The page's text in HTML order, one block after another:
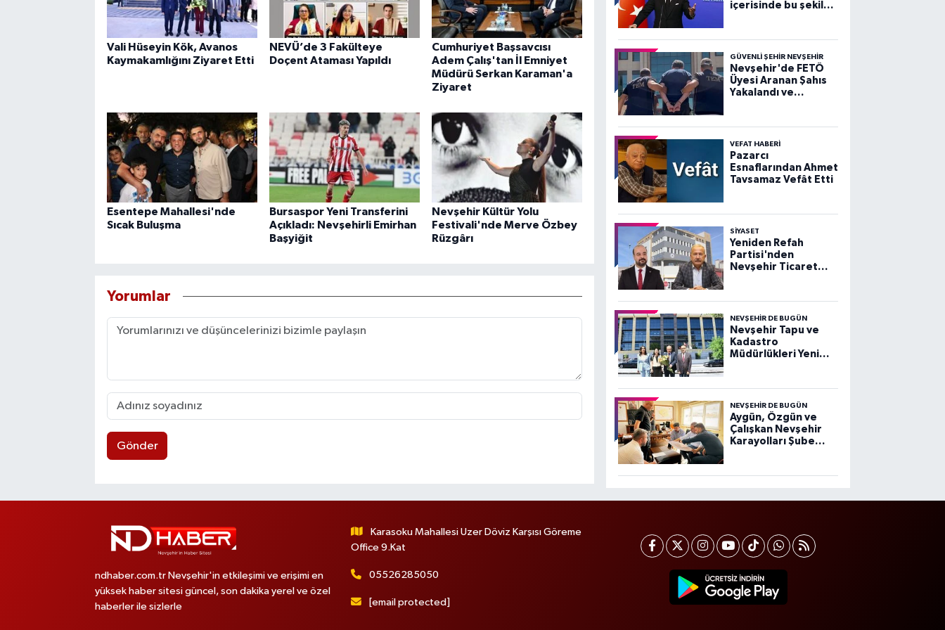
Vali Hüseyin Kök, Avanos
Kaymakamlığını Ziyaret Etti
NEVÜ’de 3 Fakülteye
Doçent Ataması Yapıldı
Cumhuriyet Başsavcısı
Adem Çalış'tan İl Emniyet
Müdürü Serkan Karaman'a
Ziyaret
Esentepe Mahallesi'nde
Sıcak Buluşma
Bursaspor Yeni Transferini
Açıkladı: Nevşehirli Emirhan
Başyiğit
Nevşehir Kültür Yolu
Festivali'nde Merve Özbey
Rüzgârı
Yorumlar
Gönder
içerisinde bu şekilde
varsa devletten
söküp atacağız"
GÜVENLI ŞEHIR NEVŞEHIR
Nevşehir'de FETÖ
Üyesi Aranan Şahıs
Yakalandı ve
VEFAT HABERI
Pazarcı
Esnaflarından Ahmet
Tavsamaz Vefât Etti
SIYASET
Yeniden Refah
Partisi'nden
Nevşehir Ticaret
NEVŞEHIR DE BUGÜN
Nevşehir Tapu ve
Kadastro
Müdürlükleri Yeni
Başladı
NEVŞEHIR DE BUGÜN
Aygün, Özgün ve
Çalışkan Nevşehir
Karayolları Şube
ndhaber.com.tr Nevşehir'in etkileşimi ve erişimi en
yüksek haber sitesi güncel, son dakika yerel ve özel
haberler ile sizlerle
Karasoku Mahallesi Uzer Döviz Karşısı Göreme
Office 9.Kat
05526285050
[email protected]